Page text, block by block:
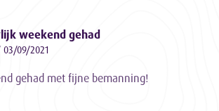
weekend gehad
03/09/2021
gehad met fijne bemanning!